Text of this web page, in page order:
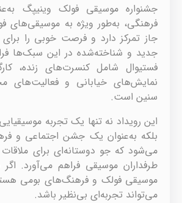
جشنواره موسیقی فولک وینیپگ
فرهنگی، به‌طور ویژه به موسیقی‌های
جاز تمرکز دارد و فرصت خوبی را
جدید و شناخته‌شده در این سبک‌ها
فستیوال شامل کنسرت‌های زنده،
نمایش‌های خیابانی و فعالیت‌های
سنین است.
این رویداد نه تنها یک تجربه
بلکه به‌عنوان یک جشن اجتماعی و
می‌شود که جو دوستانه‌ای برای ملاقات
طرفداران موسیقی فراهم می‌آورد. اگر
موسیقی فولک و فرهنگ‌های بومی
می‌تواند تجربه‌ای بی‌نظیر باشد.